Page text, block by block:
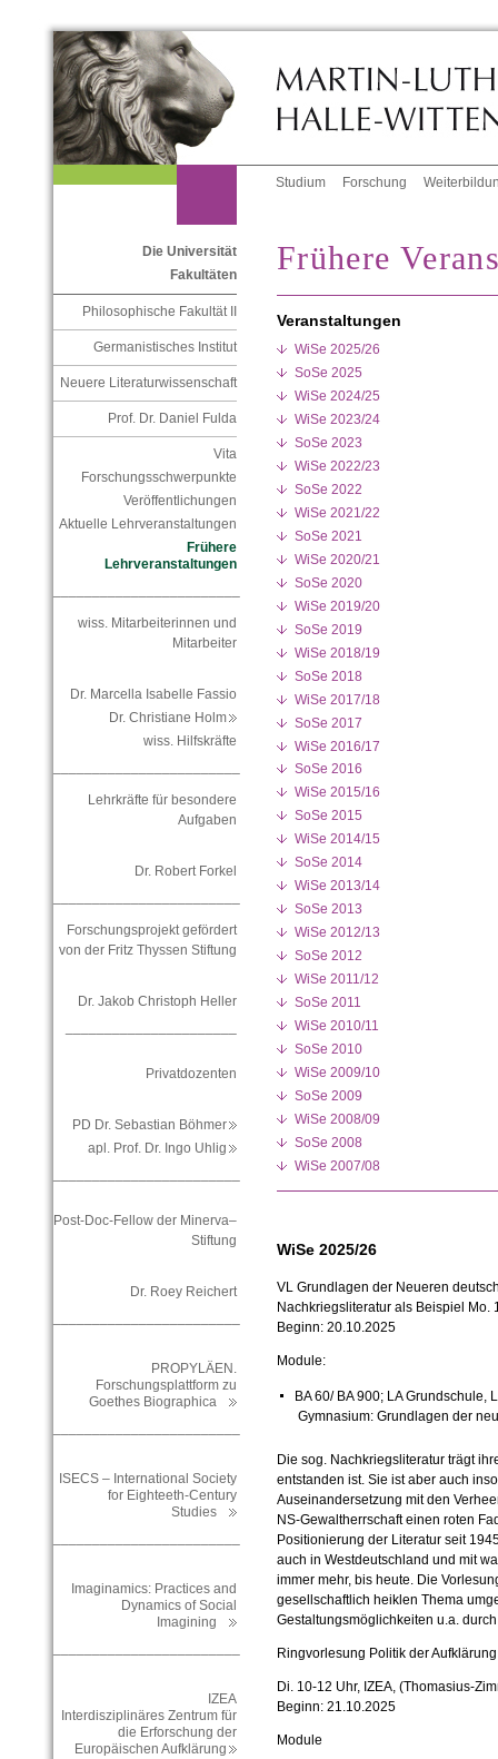
Studium Forschung
Die Universität
Fakultäten
Philosophische Fakultät II
Germanistisches Institut
Neuere Literaturwissenschaft
Prof. Dr. Daniel Fulda
Vita
Forschungsschwerpunkte
Veröffentlichungen
Aktuelle Lehrveranstaltungen
Frühere
Lehrveranstaltungen
wiss. Mitarbeiterinnen und
Mitarbeiter
Dr. Marcella Isabelle Fassio
Dr. Christiane Holm
wiss. Hilfskräfte
Lehrkräfte für besondere
Aufgaben
Dr. Robert Forkel
Forschungsprojekt gefördert
von der Fritz Thyssen Stiftung
Dr. Jakob Christoph Heller
Privatdozenten
PD Dr. Sebastian Böhmer
apl. Prof. Dr. Ingo Uhlig
Post-Doc-Fellow der Minerva–
Stiftung
Dr. Roey Reichert
PROPYLÄEN.
Forschungsplattform zu
Goethes Biographica
ISECS – International Society
for Eighteeth-Century
Studies
Imaginamics: Practices and
Dynamics of Social
Imagining
IZEA
Interdisziplinäres Zentrum für
die Erforschung der
Europäischen Aufklärung
Frühere
Veranstaltungen
WiSe 2025/26
SoSe 2025
WiSe 2024/25
WiSe 2023/24
SoSe 2023
WiSe 2022/23
SoSe 2022
WiSe 2021/22
SoSe 2021
WiSe 2020/21
SoSe 2020
WiSe 2019/20
SoSe 2019
WiSe 2018/19
SoSe 2018
WiSe 2017/18
SoSe 2017
WiSe 2016/17
SoSe 2016
WiSe 2015/16
SoSe 2015
WiSe 2014/15
SoSe 2014
WiSe 2013/14
SoSe 2013
WiSe 2012/13
SoSe 2012
WiSe 2011/12
SoSe 2011
WiSe 2010/11
SoSe 2010
WiSe 2009/10
SoSe 2009
WiSe 2008/09
SoSe 2008
WiSe 2007/08
WiSe 2025/26
VL Grundlagen der Neueren
Nachkriegsliteratur als Beispiel
Mo.
Beginn: 20.10.2025
Module:
BA 60/ BA 900; LA Grundschule,
Gymnasium: Grundlagen der
Die sog. Nachkriegsliteratur trägt
entstanden ist. Sie ist aber auch
Auseinandersetzung mit den
NS-Gewaltherrschaft einen roten
Positionierung der Literatur seit
auch in Westdeutschland und mit
immer mehr, bis heute. Die
gesellschaftlich heiklen Thema
Gestaltungsmöglichkeiten u.a.
Ringvorlesung Politik der
Di. 10-12 Uhr, IZEA, (Thomasius-
Beginn: 21.10.2025
Module